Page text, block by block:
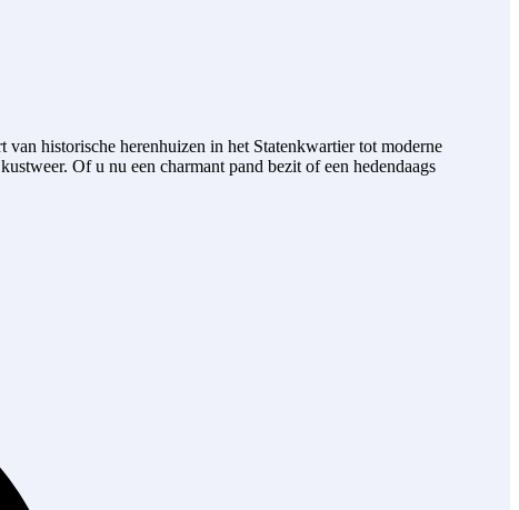
historische herenhuizen in het Statenkwartier tot moderne
Of u nu een charmant pand bezit of een hedendaags